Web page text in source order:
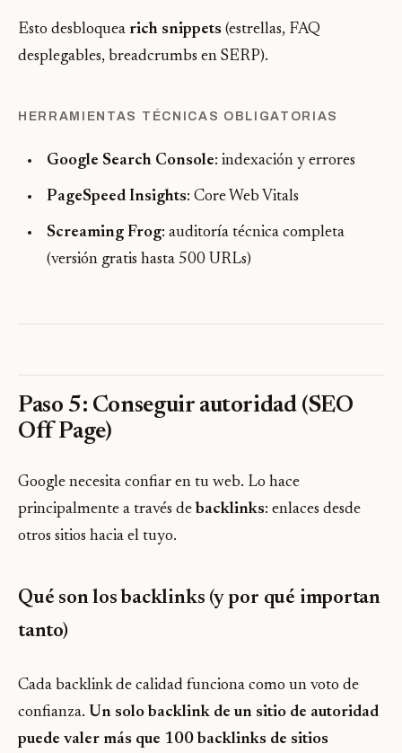
Esto desbloquea rich snippets (estrellas, FAQ
desplegables, breadcrumbs en SERP).
HERRAMIENTAS TÉCNICAS OBLIGATORIAS
Google Search Console: indexación y errores
PageSpeed Insights: Core Web Vitals
Screaming Frog: auditoría técnica completa
(versión gratis hasta 500 URLs)
Paso 5: Conseguir autoridad (SEO
Off Page)
Google necesita confiar en tu web. Lo hace
principalmente a través de backlinks: enlaces desde
otros sitios hacia el tuyo.
Qué son los backlinks (y por qué importan
tanto)
Cada backlink de calidad funciona como un voto de
confianza. Un solo backlink de un sitio de autoridad
puede valer más que 100 backlinks de sitios